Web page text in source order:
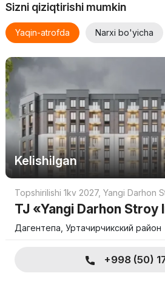
Sizni qiziqtirishi mumkin
Yaqin-atrofda Narxi bo'yicha
Kelishilgan
Topshirilishi 1kv 2027, Yangi Darhon
TJ «Yangi Darhon Stroy
Дагентепа, Уртачирчикский район
+998 (50)